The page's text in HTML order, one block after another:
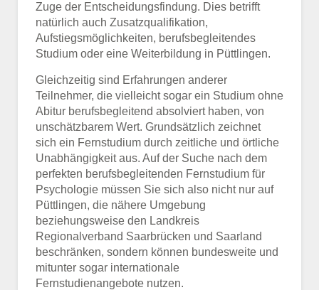
Zuge der Entscheidungsfindung. Dies betrifft
natürlich auch Zusatzqualifikation,
Aufstiegsmöglichkeiten, berufsbegleitendes
Studium oder eine Weiterbildung in Püttlingen.
Gleichzeitig sind Erfahrungen anderer
Teilnehmer, die vielleicht sogar ein Studium ohne
Abitur berufsbegleitend absolviert haben, von
unschätzbarem Wert. Grundsätzlich zeichnet
sich ein Fernstudium durch zeitliche und örtliche
Unabhängigkeit aus. Auf der Suche nach dem
perfekten berufsbegleitenden Fernstudium für
Psychologie müssen Sie sich also nicht nur auf
Püttlingen, die nähere Umgebung
beziehungsweise den Landkreis
Regionalverband Saarbrücken und Saarland
beschränken, sondern können bundesweite und
mitunter sogar internationale
Fernstudienangebote nutzen.